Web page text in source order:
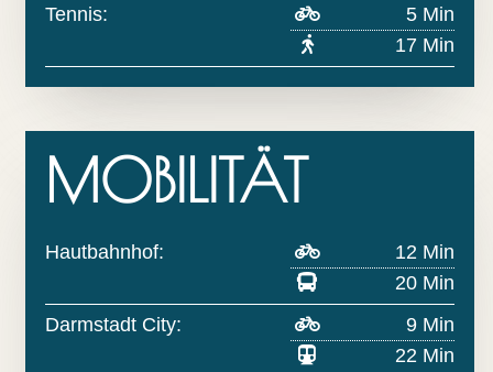
Tennis:
5 Min
17 Min
MOBILITÄT
Hautbahnhof:
12 Min
20 Min
Darmstadt City:
9 Min
22 Min